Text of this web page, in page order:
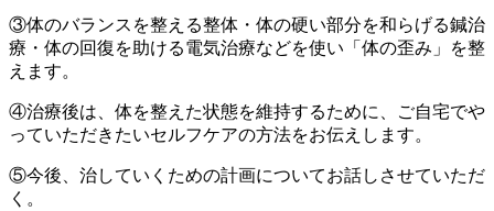
③体のバランスを整える整体・体の硬い部分を和らげる鍼治
療・体の回復を助ける電気治療などを使い「体の歪み」を整
えます。
④治療後は、体を整えた状態を維持するために、ご自宅でや
っていただきたいセルフケアの方法をお伝えします。
⑤今後、治していくための計画についてお話しさせていただ
く。